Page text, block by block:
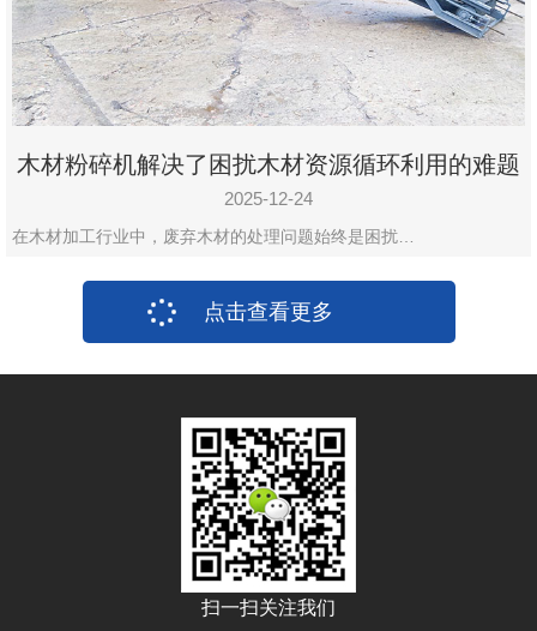
木材粉碎机解决了困扰木材资源循环利用的难题
2025-12-24
在木材加工行业中，废弃木材的处理问题始终是困扰…
点击查看更多
扫一扫关注我们